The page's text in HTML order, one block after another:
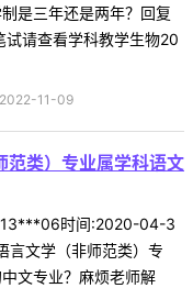
是三年还是两年？回复
试请查看学科教学生物20
2022-11-09
范类）专业属学科语文
时间:2020-04-3
言文学（非师范类）专
文专业？麻烦老师解